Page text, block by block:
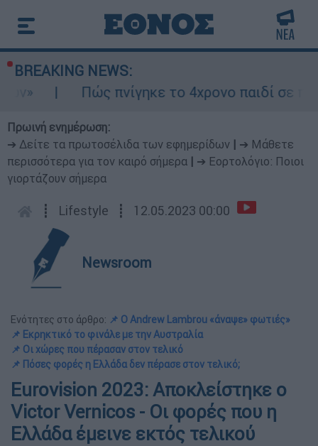
BREAKING NEWS:
πνίγηκε το 4χρονο παιδί σε πισίνα στην
Πρωινή ενημέρωση:
➔ Δείτε τα πρωτοσέλιδα των εφημερίδων
➔ Μάθετε
περισσότερα για τον καιρό σήμερα
➔ Εορτολόγιο: Ποιοι
γιορτάζουν σήμερα
┋ Lifestyle ┋ 12.05.2023 00:00
Newsroom
Ενότητες στο άρθρο: 📌 Ο Andrew Lambrou «άναψε» φωτιές»
📌 Εκρηκτικό το φινάλε με την Αυστραλία
📌 Οι χώρες που πέρασαν στον τελικό
📌 Πόσες φορές η Ελλάδα δεν πέρασε στον τελικό;
Eurovision 2023: Αποκλείστηκε ο
Victor Vernicos - Οι φορές που η
Ελλάδα έμεινε εκτός τελικού